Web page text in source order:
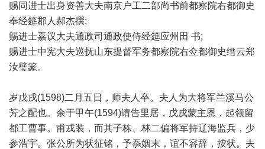
赐同进士出身资善大夫南京户工二部尚书前都察院右都御史
奉经筵郡人郝杰撰;
赐进士嘉议大夫通政司通政使侍经筵应州田 书;
赐进士中宪大夫巡抚山东提督军务都察院右佥都御史缙云郑
汝璧篆。
岁戊戌(1598)二月五日，师夫人卒。夫人为大将军兰溪马公
芳之配也。余于甲午(1594)请告里居，戊戌蒙主恩，起领留
都工曹事。甫戎装，而其子栋、林二偏将军持辽海监兵，少
参浩宇。张公所为状征铭，予忝姻末，谊不容辞，按状。夫